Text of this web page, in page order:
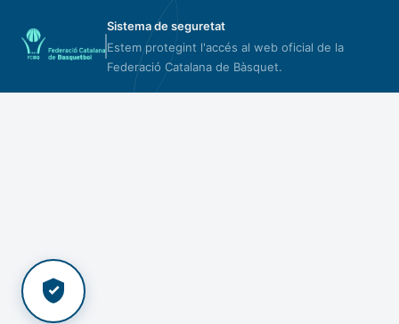
Sistema de seguretat
Estem protegint l'accés al web oficial de la
Federació Catalana de Bàsquet.